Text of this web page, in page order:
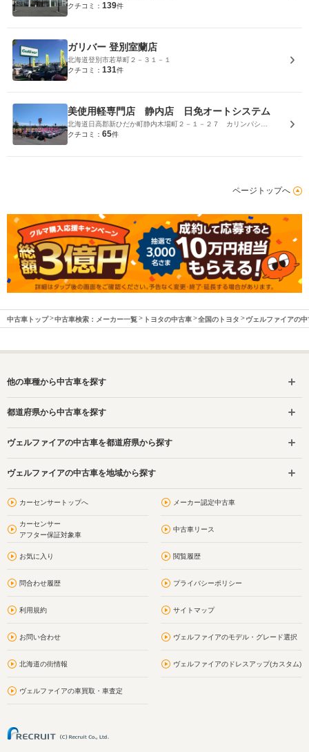
クチコミ： 139件
ガリバー 登別室蘭店
北海道登別市若草町２－３１－１
クチコミ： 131件
美使用軽専門店 静内店 日免オートシステム
クチコミ： 65件
ページトップへ
中古車トップ 中古車検索：メーカー一覧 トヨタの中古車 全国のトヨタ ヴェルファイアの中
他の車種から中古車を探す
都道府県から中古車を探す
ヴェルファイアの中古車を都道府県から探す
ヴェルファイアの中古車を地域から探す
カーセンサートップへ メーカー認定中古車
カーセンサー
アフター保証対象車
中古車リース
お気に入り 閲覧履歴
問合わせ履歴 プライバシーポリシー
利用規約 サイトマップ
お問い合わせ ヴェルファイアのモデル・グレード選択
北海道の街情報 ヴェルファイアのドレスアップ(カスタム)
ヴェルファイアの車買取・車査定